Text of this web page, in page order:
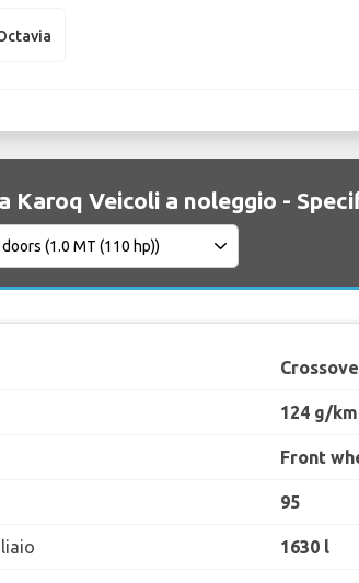
Karoq Veicoli a noleggio -
124 g/km
Front
95
1630 l